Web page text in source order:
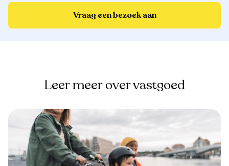
Vraag een bezoek aan
Leer meer over vastgoed